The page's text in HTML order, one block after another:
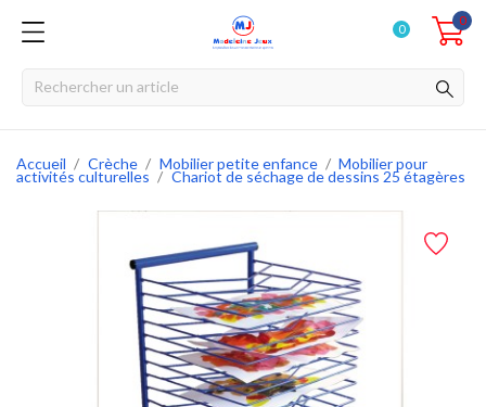
0
0
Accueil Crèche Mobilier petite enfance Mobilier pour
activités culturelles Chariot de séchage de dessins 25 étagères